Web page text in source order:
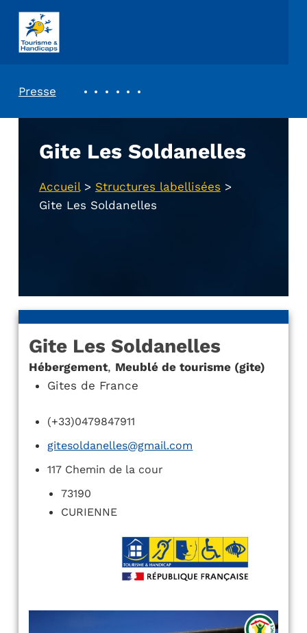
ASSOCIATION TOURISME ET HANDICAPS
Presse
Gite Les Soldanelles
Accueil> Structures labellisées >
Gite Les Soldanelles
Gite Les Soldanelles
Hébergement, Meublé de tourisme (gite)
Gites de France
(+33)0479847911
gitesoldanelles@gmail.com
117 Chemin de la cour
73190
CURIENNE